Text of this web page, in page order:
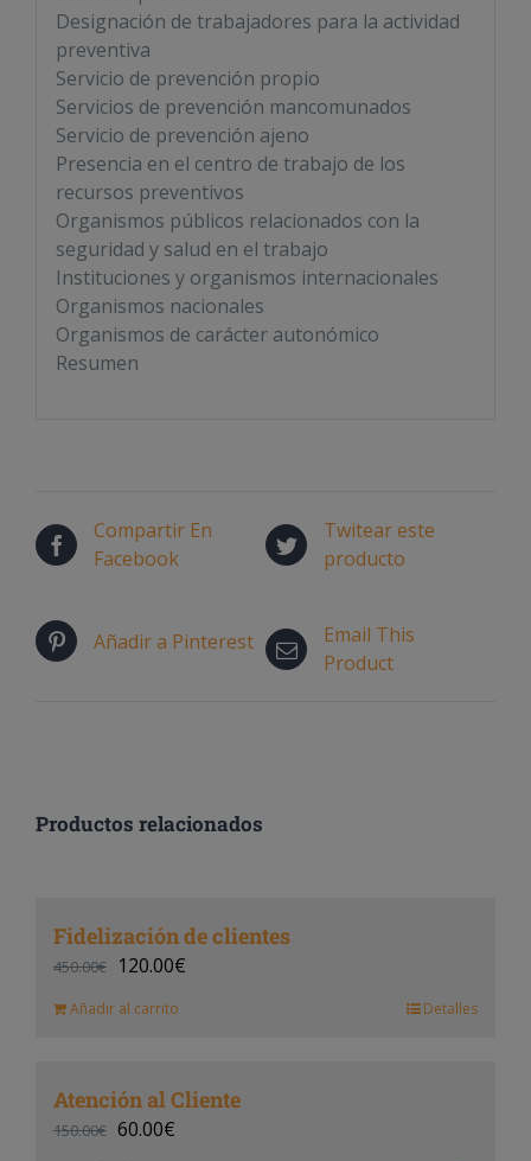
Designación de trabajadores para la actividad
preventiva
Servicio de prevención propio
Servicios de prevención mancomunados
Servicio de prevención ajeno
Presencia en el centro de trabajo de los
recursos preventivos
Organismos públicos relacionados con la
seguridad y salud en el trabajo
Instituciones y organismos internacionales
Organismos nacionales
Organismos de carácter autonómico
Resumen
Compartir En
Facebook
Twitear este
producto
Añadir a Pinterest
Email This
Product
Productos relacionados
Fidelización de clientes
450.00€ 120.00€
Añadir al carrito Detalles
Atención al Cliente
150.00€ 60.00€